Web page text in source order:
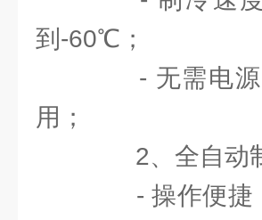
到-60℃；
- 无需电源
用；
2、全自动制
- 操作便捷：